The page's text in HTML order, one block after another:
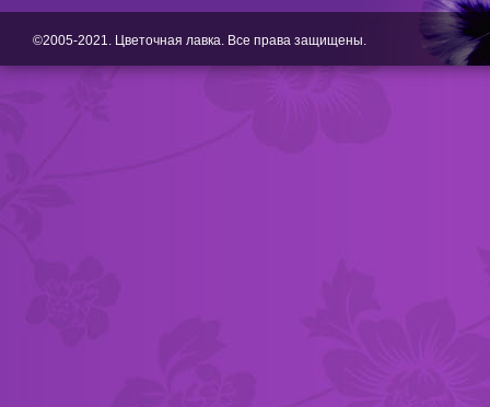
©2005-2021. Цветочная лавка. Все права защищены.